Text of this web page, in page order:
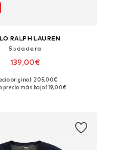
RALPH LAUREN
Sudadera
139,00€
XS, S, M, L, XL, XXL
original: 205,00€
precio más bajo:119,00€